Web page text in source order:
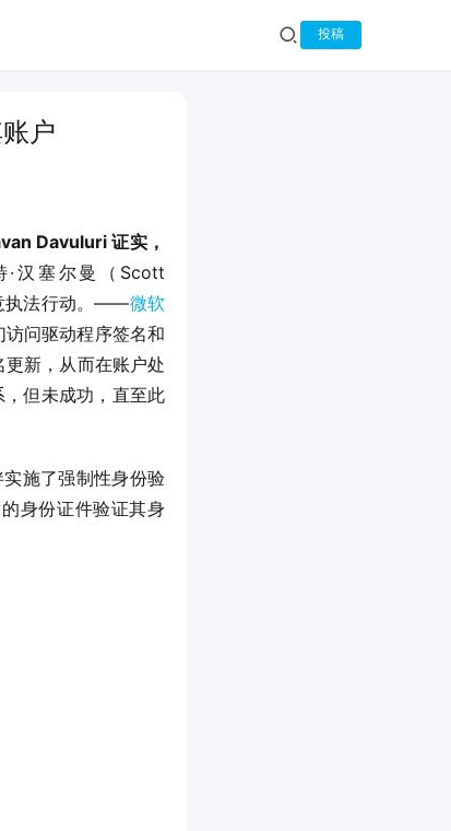
投稿
户
Davuluri 证实，
汉塞尔曼（Scott
执法行动。——微软
访问驱动程序签名和
新，从而在账户处
但未成功，直至此
施了强制性身份验
身份证件验证其身